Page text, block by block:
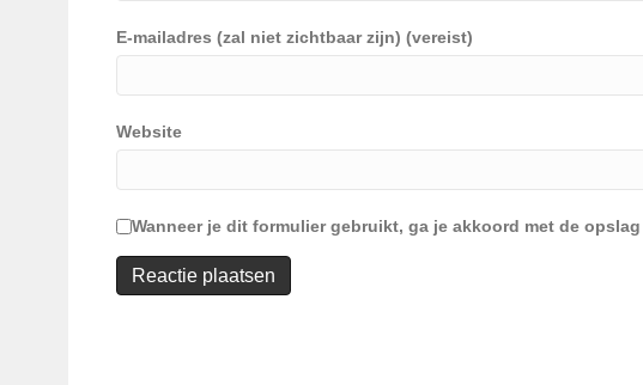
E-mailadres (zal niet zichtbaar zijn) (vereist)
Website
Wanneer je dit formulier gebruikt, ga je akkoord met de